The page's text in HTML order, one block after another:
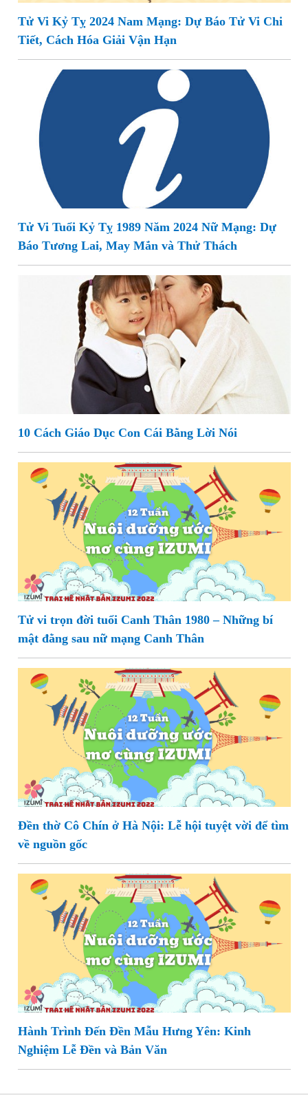
Tử Vi Kỷ Tỵ 2024 Nam Mạng: Dự Báo Tử Vi Chi
Tiết, Cách Hóa Giải Vận Hạn
Tử Vi Tuổi Kỷ Tỵ 1989 Năm 2024 Nữ Mạng: Dự
Báo Tương Lai, May Mắn và Thử Thách
10 Cách Giáo Dục Con Cái Bằng Lời Nói
Tử vi trọn đời tuổi Canh Thân 1980 – Những bí
mật đằng sau nữ mạng Canh Thân
Đền thờ Cô Chín ở Hà Nội: Lễ hội tuyệt vời để tìm
về nguồn gốc
Hành Trình Đến Đền Mẫu Hưng Yên: Kinh
Nghiệm Lễ Đền và Bản Văn